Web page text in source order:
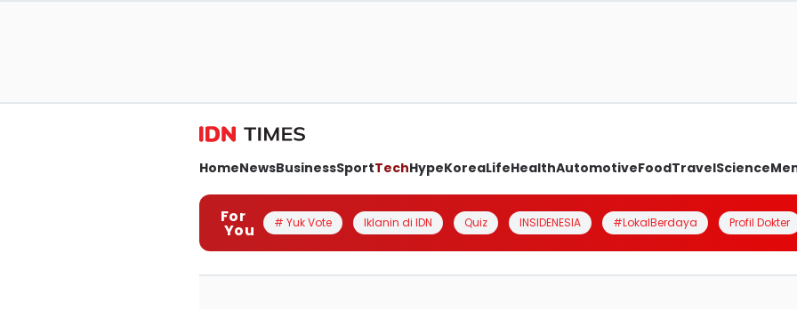
HomeNewsBusinessSportTechHypeKoreaLifeHealthAutomotiveFoodTravelScience
For
You # Yuk Vote Iklanin di IDN Quiz INSIDENESIA #LokalBerdaya Profil Dokter